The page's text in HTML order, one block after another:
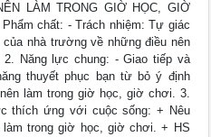
LÀM TRONG GIỜ HỌC, GIỜ
chất: - Trách nhiệm: Tự giác
nhà trường về những điều nên
Năng lực chung: - Giao tiếp và
thuyết phục bạn từ bỏ ý định
làm trong giờ học, giờ chơi. 3.
thích ứng với cuộc sống: + Nêu
trong giờ học, giờ chơi. + HS